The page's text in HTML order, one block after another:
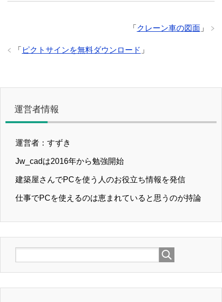
「 クレーン車の図面 」
「 ピクトサインを無料ダウンロード 」
運営者情報
運営者：すずき
Jw_cadは2016年から勉強開始
建築屋さんでPCを使う人のお役立ち情報を発信
仕事でPCを使えるのは恵まれていると思うのが持論